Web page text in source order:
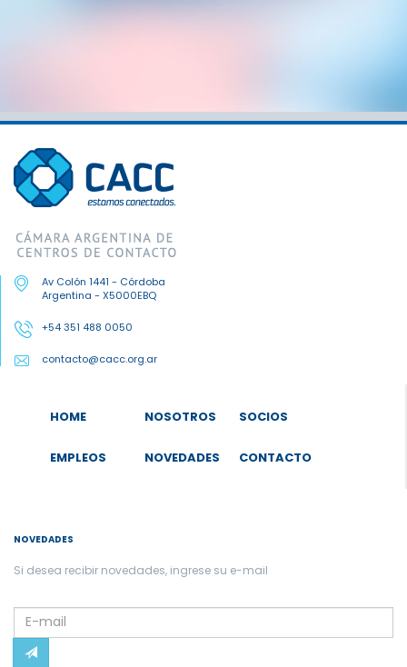
Av Colón 1441 - Córdoba
Argentina - X5000EBQ
+54 351 488 0050
contacto@cacc.org.ar
HOME NOSOTROS SOCIOS
EMPLEOS NOVEDADES CONTACTO
NOVEDADES
Si desea recibir novedades, ingrese su e-mail
Please
leave
this
field